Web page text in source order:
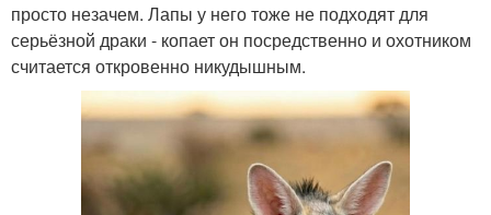
просто незачем. Лапы у него тоже не подходят для
серьёзной драки - копает он посредственно и охотником
считается откровенно никудышным.